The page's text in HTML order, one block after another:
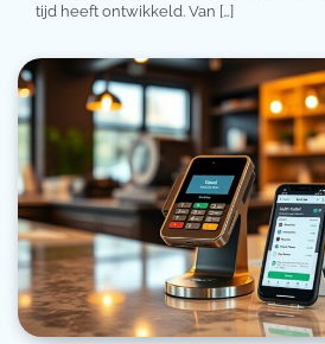
tijd heeft ontwikkeld. Van […]